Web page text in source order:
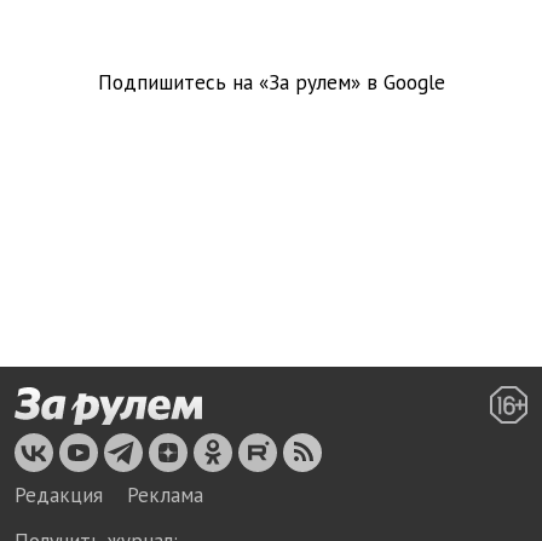
Подпишитесь на «За рулем» в Google
Редакция
Реклама